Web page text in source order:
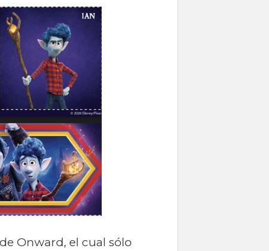
Onward, el cual sólo